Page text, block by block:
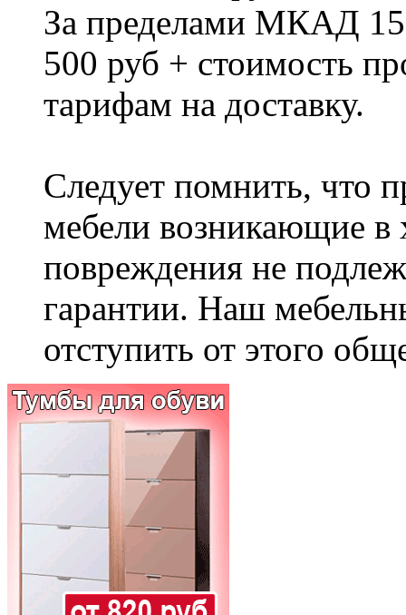
За пределами МКАД
500 руб + стоимость
тарифам на доставку.
Следует помнить, что
мебели возникающие в
повреждения не
гарантии. Наш
отступить от этого